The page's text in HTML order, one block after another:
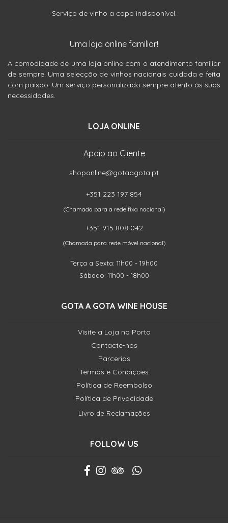
Serviço de vinho a copo indisponível.
Uma loja online familiar!
A comodidade de uma loja online com o atendimento familiar
de sempre. Uma selecção de vinhos nacionais cuidada e feita
com paixão. Um serviço personalizado sempre atento às suas
necessidades.
LOJA ONLINE
Apoio ao Cliente
shoponline@gotaagota.pt
+351 223 197 854
(Chamada para a rede fixa nacional)
+351 915 808 042
(Chamada para rede móvel nacional)
Terça a Sexta: 11h00 - 19h00
Sábado: 11h00 - 18h00
GOTA A GOTA WINE HOUSE
Visite a Loja no Porto
Contacte-nos
Parcerias
Termos e Condições
Política de Reembolso
Política de Privacidade
Livro de Reclamações
FOLLOW US